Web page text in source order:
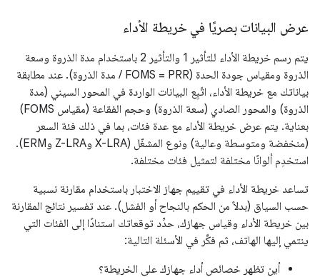
عرض البيانات بصريًا في خريطة الأداء
يتم رسم خريطة الأداء للتأثير 1 والتأثير 2 باستخدام مدة الذروة وسعة
الذروة ومقياس جودة الحدة (FOMS = PRR / مدة الذروة). عند مطابقة
بياناتك مع خريطة الأداء، اتّبِع البيانات الواردة في المحور السيني (مدة
الذروة) والمحور الصادي (سعة الذروة) وحجم الفقاعة (مقياس FOMS)
بعناية. يتم عرض خريطة الأداء مع عدة فئات، بما في ذلك فئة السعر
(منخفضة ومتوسطة وعالية) ونوع المشغّل (X-LRA وZ-LRA وERM).
استخدِم ألوانًا مختلفة لتمثيل فئات مختلفة.
تساعد خريطة الأداء في تقييم جهاز الاختبار باستخدام مقارنة نسبية
حسب السياق (بدلاً من الحكم بالنجاح أو الفشل). عند تفسير نتائج المقارنة
بين خريطة الأداء وقياس جهازك، حدِّد توقعاتك استنادًا إلى الفئات التي
ينتمي إليها الهاتف، ثم فكِّر في الأسئلة التالية:
أين تظهر خصائص أداء جهازك على الخريطة؟